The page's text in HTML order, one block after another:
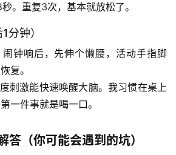
。重复3次，基本就放松了。
分钟）
闹钟响后，先伸个懒腰，活动手指脚
复。
刺激能快速唤醒大脑。我习惯在桌上
一件事就是喝一口。
答（你可能会遇到的坑）